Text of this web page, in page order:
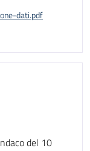
del 10
dati.pdf